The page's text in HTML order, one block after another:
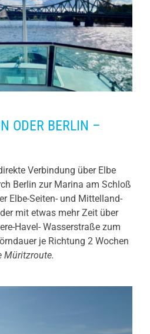
ODER BERLIN –
Verbindung über Elbe
Berlin zur Marina am Schloß
Elbe-Seiten- und Mittelland-
mit etwas mehr Zeit über
Havel- Wasserstraße zum
je Richtung 2 Wochen
Müritzroute.